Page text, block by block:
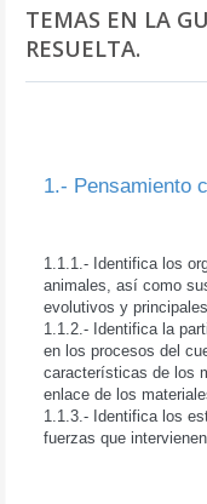
TEMAS EN LA
RESUELTA.
1.- Pensamiento
1.1.1.- Identifica los
animales, así como
evolutivos y
1.1.2.- Identifica la
en los procesos del
características de los
enlace de los
1.1.3.- Identifica los
fuerzas que